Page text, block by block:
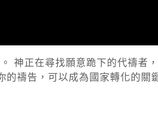
神正在尋找願意跪下的代禱者
禱告，可以成為國家轉化的關